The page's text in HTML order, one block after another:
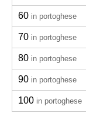
60 in portoghese
70 in portoghese
80 in portoghese
90 in portoghese
100 in portoghese